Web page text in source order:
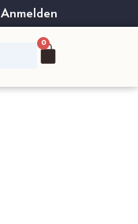
Anmelden
0